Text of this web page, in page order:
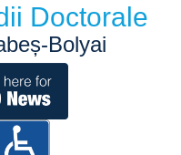
Doctorale
Bolyai